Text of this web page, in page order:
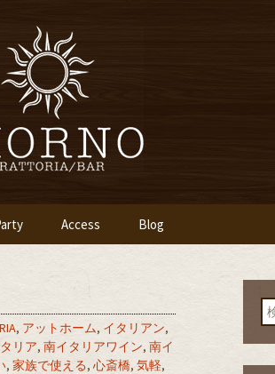
リアン
～」
Access Blog
, アットホーム, イタリアン,
リア, 南イタリアワイン, 南イ
, 家族で使える, 心斎橋, 気軽,